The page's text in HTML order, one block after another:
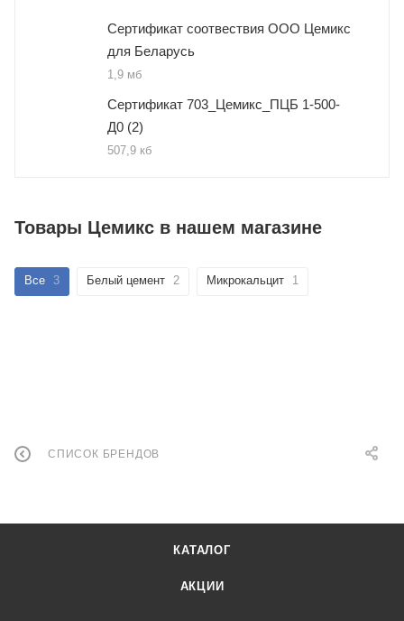
Сертификат соотвествия ООО Цемикс
для Беларусь
1,9 мб
Сертификат 703_Цемикс_ПЦБ 1-500-
Д0 (2)
507,9 кб
Товары Цемикс в нашем магазине
Все 3 Белый цемент 2 Микрокальцит 1
СПИСОК БРЕНДОВ
КАТАЛОГ
АКЦИИ